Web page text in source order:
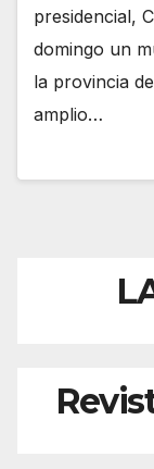
presidencial,
domingo un
la provincia
amplio…